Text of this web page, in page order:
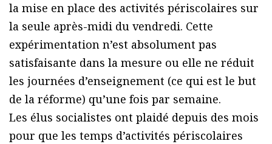
la mise en place des activités périscolaires sur
la seule après-midi du vendredi. Cette
expérimentation n’est absolument pas
satisfaisante dans la mesure ou elle ne réduit
les journées d’enseignement (ce qui est le but
de la réforme) qu’une fois par semaine.
Les élus socialistes ont plaidé depuis des mois
pour que les temps d’activités périscolaires